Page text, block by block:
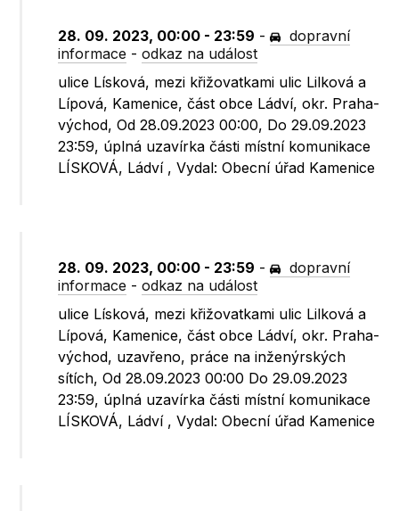
28. 09. 2023, 00:00 - 23:59 -
dopravní
informace -odkaz na událost
ulice Lísková, mezi křižovatkami ulic Lilková a
Lípová, Kamenice, část obce Ládví, okr. Praha-
východ, Od 28.09.2023 00:00, Do 29.09.2023
23:59, úplná uzavírka části místní komunikace
LÍSKOVÁ, Ládví , Vydal: Obecní úřad Kamenice
28. 09. 2023, 00:00 - 23:59 -
dopravní
informace -odkaz na událost
ulice Lísková, mezi křižovatkami ulic Lilková a
Lípová, Kamenice, část obce Ládví, okr. Praha-
východ, uzavřeno, práce na inženýrských
sítích, Od 28.09.2023 00:00 Do 29.09.2023
23:59, úplná uzavírka části místní komunikace
LÍSKOVÁ, Ládví , Vydal: Obecní úřad Kamenice